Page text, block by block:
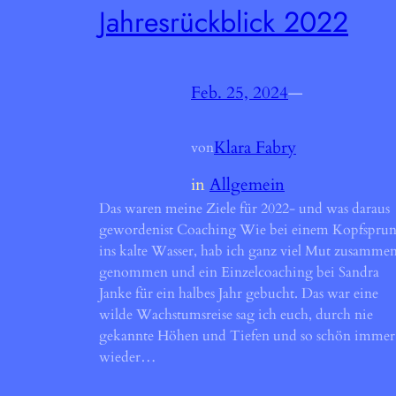
Jahresrückblick 2022
Feb. 25, 2024—
vonKlara Fabry
inAllgemein
Das waren meine Ziele für 2022- und was daraus
gewordenist Coaching Wie bei einem
ins kalte Wasser, hab ich ganz viel Mut
genommen und ein Einzelcoaching bei Sandra
Janke für ein halbes Jahr gebucht. Das war eine
wilde Wachstumsreise sag ich euch, durch nie
gekannte Höhen und Tiefen und so schön immer
wieder…